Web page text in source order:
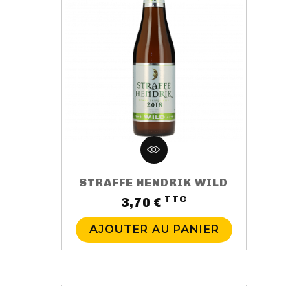
STRAFFE HENDRIK WILD
3,70 € TTCPrix
AJOUTER AU PANIER